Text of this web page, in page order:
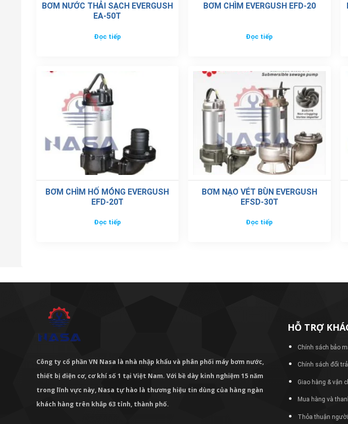
BƠM NƯỚC THẢI SẠCH EVERGUSH
EA-50T
Đọc tiếp
BƠM CHÌM EVERGUSH EFD-20
Đọc tiếp
BƠM CHÌM HỐ MÓNG EVERGUSH
EFD-20T
Đọc tiếp
BƠM NẠO VÉT BÙN EVERGUSH
EFSD-30T
Đọc tiếp
Công ty cổ phần VN Nasa là nhà nhập khẩu và phân phối máy bơm nước,
thiết bị điện cơ, cơ khí số 1 tại Việt Nam. Với bề dày kinh nghiệm 15 năm
trong lĩnh vực này, Nasa tự hào là thương hiệu tin dùng của hàng ngàn
khách hàng trên khắp 63 tỉnh, thành phố.
HỖ TRỢ
Chính sách bảo
Chính sách đổi
Giao hàng & vận
Mua hàng và
Thỏa thuận